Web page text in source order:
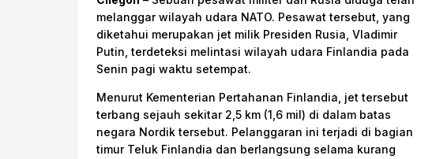
melanggar wilayah udara NATO. Pesawat tersebut, yang
diketahui merupakan jet milik Presiden Rusia, Vladimir
Putin, terdeteksi melintasi wilayah udara Finlandia pada
Senin pagi waktu setempat.
Menurut Kementerian Pertahanan Finlandia, jet tersebut
terbang sejauh sekitar 2,5 km (1,6 mil) di dalam batas
negara Nordik tersebut. Pelanggaran ini terjadi di bagian
timur Teluk Finlandia dan berlangsung selama kurang